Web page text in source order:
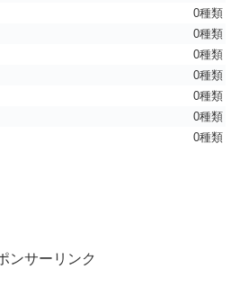
0種類
0種類
0種類
0種類
0種類
0種類
0種類
ンサーリンク